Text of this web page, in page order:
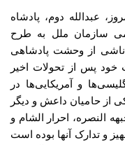
عبدالله دوم، پادشاه
سازمان ملل به طرح
ناشی از وحشت پادشاهی
پس از تحولات اخیر
و آمریکایی‌ها در
از حامیان داعش و دیگر
النصره، احرار الشام و
و تدارک آنها بوده است